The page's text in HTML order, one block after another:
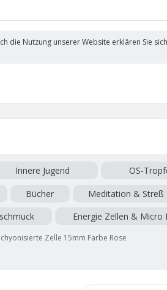
die Nutzung unserer Website erklären Sie
Innere Jugend OS-
Bücher Meditation & Streß
Energie Zellen & Micro
Zelle 15mm Farbe Rose